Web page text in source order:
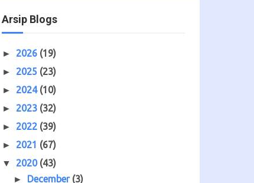
Arsip Blogs
► 2026 (19)
► 2025 (23)
► 2024 (10)
► 2023 (32)
► 2022 (39)
► 2021 (67)
▼ 2020 (43)
► December (3)